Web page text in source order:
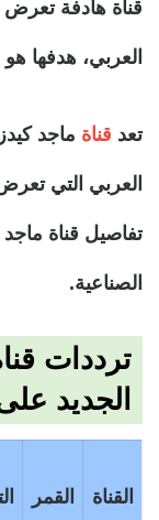
قناة هادفة
العربي، هدفها
تعد قناة ماجد
العربي التي
تفاصيل قناة ماجد
الصناعية.
ترددات
الجديد
القناة القمر